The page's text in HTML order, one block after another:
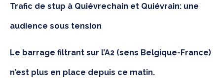
Trafic de stup à Quiévrechain et Quiévrain: une
audience sous tension
Le barrage filtrant sur l’A2 (sens Belgique-France)
n’est plus en place depuis ce matin.